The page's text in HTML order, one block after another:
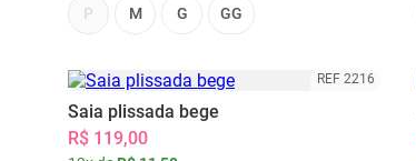
P M G GG
REF 2216
Saia plissada bege
R$ 119,00